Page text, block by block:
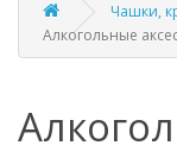
Чашки,
Алкогольные